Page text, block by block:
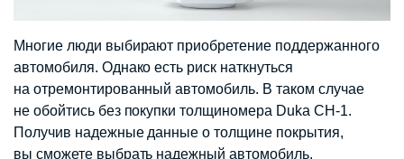
Многие люди выбирают приобретение поддержанного
автомобиля. Однако есть риск наткнуться
на отремонтированный автомобиль. В таком случае
не обойтись без покупки толщиномера Duka CH-1.
Получив надежные данные о толщине покрытия,
вы сможете выбрать надежный автомобиль.